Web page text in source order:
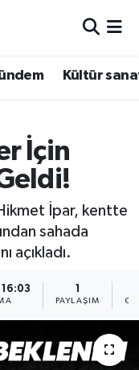
Kültür
İçin
İpar, kentte
sahada
açıkladı.
16:03
PAYLAŞIM